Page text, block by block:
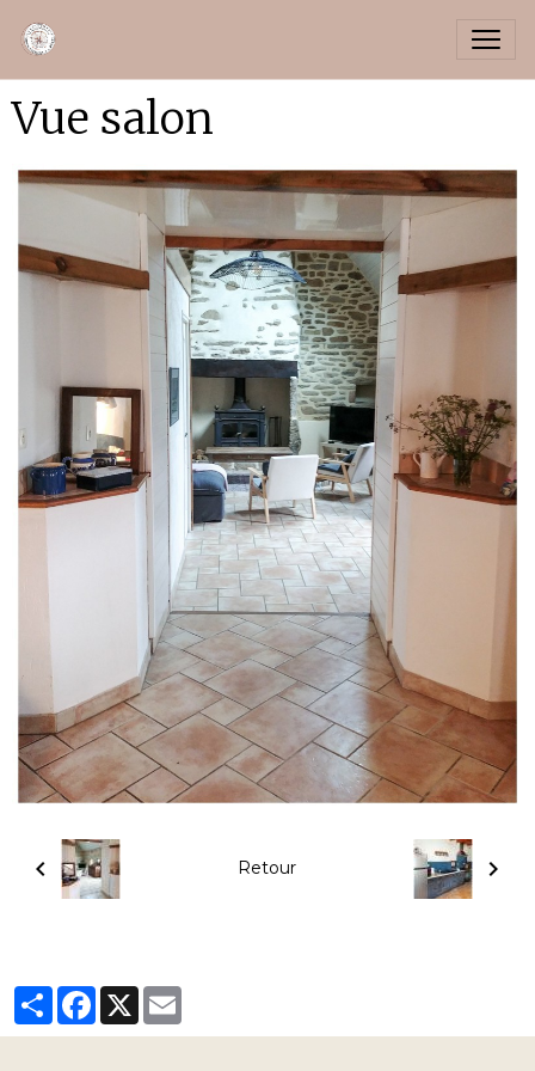
Vue salon
Retour
PartagerFacebook
X